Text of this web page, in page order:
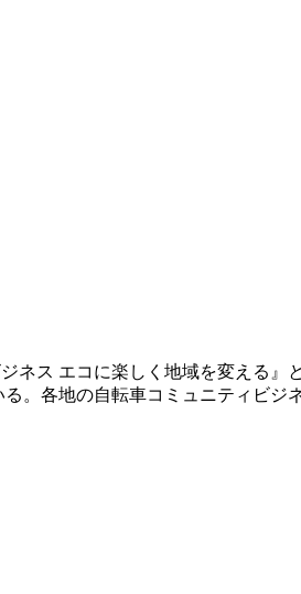
ス エコに楽しく地域を変える』
。各地の自転車コミュニティビ